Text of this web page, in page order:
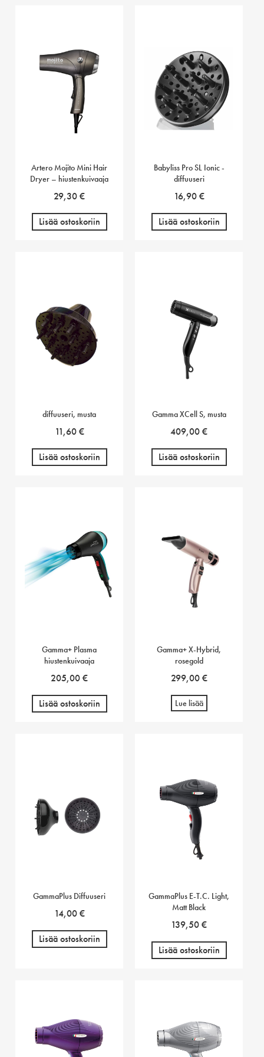
Artero Mojito Mini Hair
Dryer – hiustenkuivaaja
29,30€
Lisää ostoskoriin
Babyliss Pro SL Ionic -
diffuuseri
16,90€
Lisää ostoskoriin
diffuuseri, musta
11,60€
Lisää ostoskoriin
Gamma XCell S, musta
409,00€
Lisää ostoskoriin
Gamma+ Plasma
hiustenkuivaaja
205,00€
Lisää ostoskoriin
Gamma+ X-Hybrid,
rosegold
299,00€
Lue lisää
GammaPlus Diffuuseri
14,00€
Lisää ostoskoriin
GammaPlus E-T.C. Light,
Matt Black
139,50€
Lisää ostoskoriin